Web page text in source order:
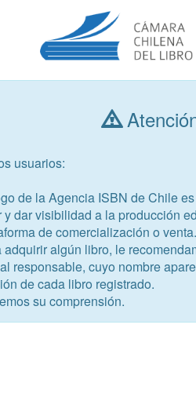
Consultar libros
usuarios:
de la Agencia ISBN de Chile
y dar visibilidad a la producción
de comercialización o venta.
adquirir algún libro, le
responsable, cuyo nombre
de cada libro registrado.
su comprensión.